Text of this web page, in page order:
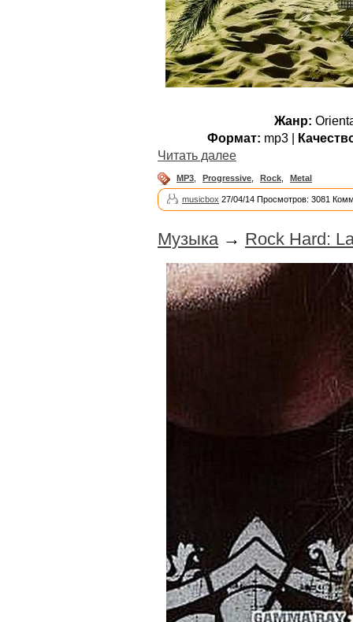
Жанр:
Формат: mp3 |
Читать далее
MP3 Progressive Rock Metal
musicbox 27/04/14 Просмотров: 3081
Музыка→ Rock Hard: